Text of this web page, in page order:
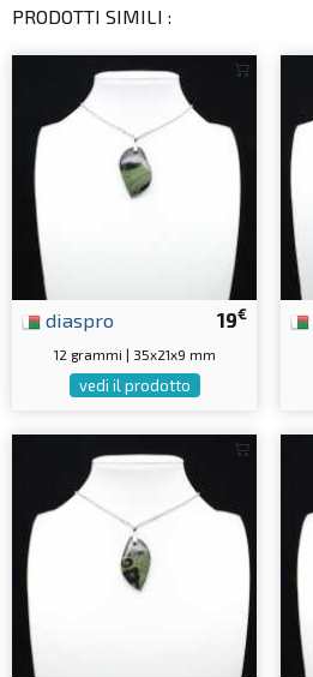
PRODOTTI SIMILI :
19€
diaspro
12 grammi | 35x21x9 mm
vedi il prodotto